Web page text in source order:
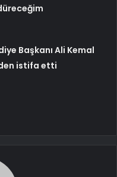
Başkanı Ali Kemal
istifa etti